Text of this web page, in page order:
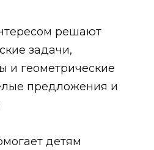
решают
задачи,
и геометрические
предложения и
детям